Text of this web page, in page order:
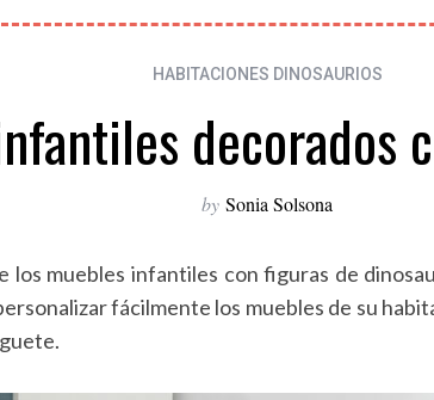
HABITACIONES DINOSAURIOS
decorados
by Sonia Solsona
los muebles infantiles con figuras de
fácilmente los muebles de su